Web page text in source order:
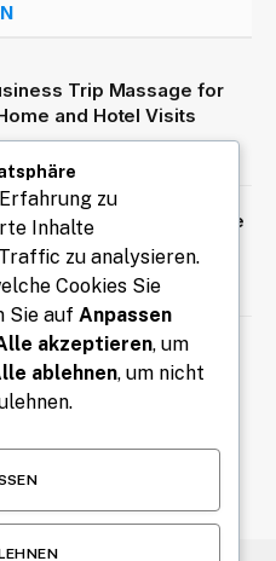
Trip Massage for
and Hotel Visits
express Fahrzeuge
an- und abmelden
for Teachers and
Improve Learning,
Classroom
zu
Inhalte
zu analysieren.
Cookies Sie
Sie auf Anpassen
akzeptieren, um
ablehnen, um nicht